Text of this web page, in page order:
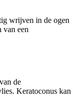
wrijven in de ogen
van een
de
Keratoconus kan